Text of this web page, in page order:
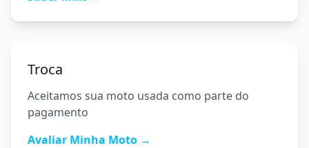
Troca
Aceitamos sua moto usada como parte do
pagamento
Avaliar Minha Moto →